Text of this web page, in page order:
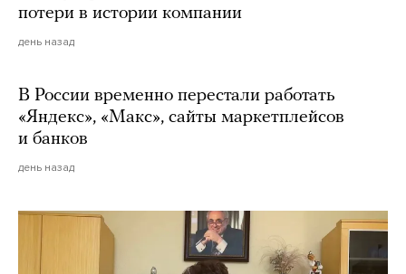
потери в истории компании
день назад
В России временно перестали работать
«Яндекс», «Макс», сайты маркетплейсов
и банков
день назад